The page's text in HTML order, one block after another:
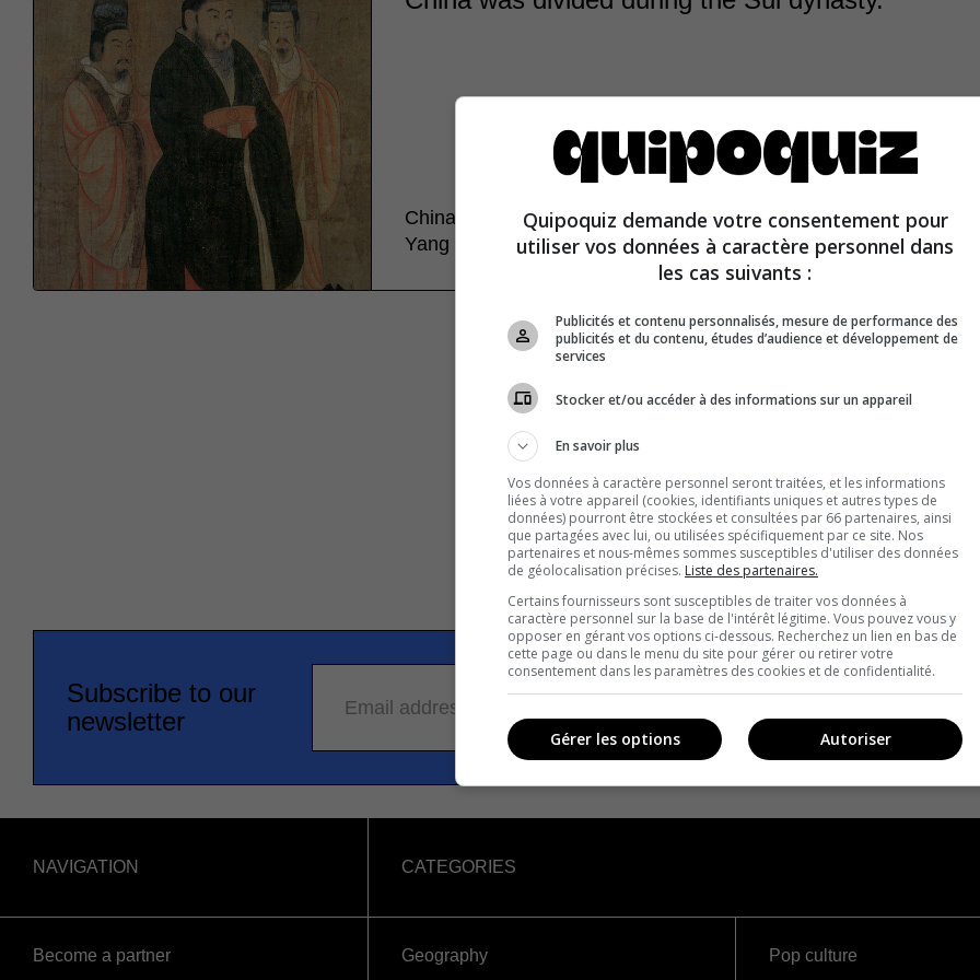
China reunified during the Sui dynasty (581–618), a succession
Yang Jian, a Northern Zhou general who would become Emperor
Subscribe to our
newsletter
Email address
NAVIGATION
Become a partner
CATEGORIES
Geography
Pop culture
Quipoquiz demande votre consentement pour
utiliser vos données à caractère personnel dans
les cas suivants :
Publicités et contenu personnalisés, mesure de performance des
publicités et du contenu, études d’audience et développement de
services
Stocker et/ou accéder à des informations sur un appareil
En savoir plus
Vos données à caractère personnel seront traitées, et les informations
liées à votre appareil (cookies, identifiants uniques et autres types de
données) pourront être stockées et consultées par 66 partenaires, ainsi
que partagées avec lui, ou utilisées spécifiquement par ce site. Nos
partenaires et nous-mêmes sommes susceptibles d'utiliser des données
de géolocalisation précises. Liste des partenaires.
Certains fournisseurs sont susceptibles de traiter vos données à
caractère personnel sur la base de l'intérêt légitime. Vous pouvez vous y
opposer en gérant vos options ci-dessous. Recherchez un lien en bas de
cette page ou dans le menu du site pour gérer ou retirer votre
consentement dans les paramètres des cookies et de confidentialité.
Autoriser
Gérer les options